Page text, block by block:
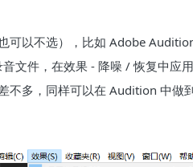
可以不选），比如 Adobe
文件，在效果 - 降噪 / 恢复中应
不多，同样可以在 Audition 中做